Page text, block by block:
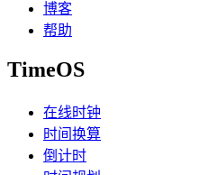
博客
帮助
TimeOS
在线时钟
时间换算
倒计时